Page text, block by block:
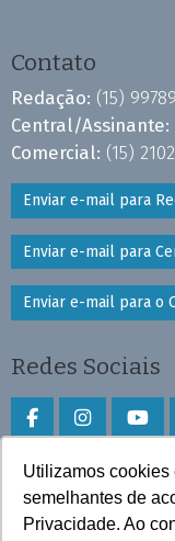
Utilizamos
semelhantes de
Privacidade. Ao
Contato
Redação: (15)
Central/Assinante:
Comercial: (15)
Enviar e-mail para
Enviar e-mail para
Enviar e-mail para o
Redes Sociais
Faça download
Play Store e App